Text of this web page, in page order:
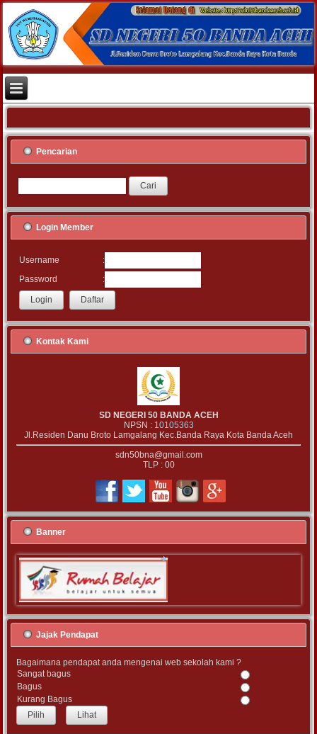
Pencarian
Login Member
Username
:
Password
:
Kontak Kami
SD NEGERI 50 BANDA ACEH
NPSN : 10105363
Jl.Residen Danu Broto Lamgalang Kec.Banda Raya Kota Banda Aceh
sdn50bna@gmail.com
TLP : 00
Banner
Jajak Pendapat
Bagaimana pendapat anda mengenai web sekolah kami ?
Sangat bagus
Bagus
Kurang Bagus
Lihat